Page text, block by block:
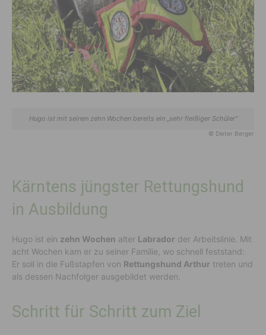
Hugo ist mit seinen zehn Wochen bereits ein „sehr fleißiger Schüler"
© Dieter Berger
Kärntens jüngster Rettungshund
in Ausbildung
Hugo ist ein zehn Wochen alter Labrador der Arbeitslinie. Mit
acht Wochen kam er zu seiner Familie, wo schnell feststand:
Er soll in die Fußstapfen von Rettungshund Arthur treten und
als dessen Nachfolger ausgebildet werden.
Schritt für Schritt zum Ziel